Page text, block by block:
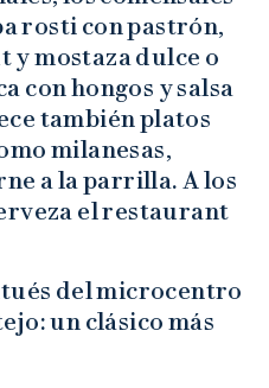
rosti con pastrón,
y mostaza dulce o
con hongos y salsa
también platos
milanesas,
a la parrilla. A los
el restaurant
del microcentro
un clásico más